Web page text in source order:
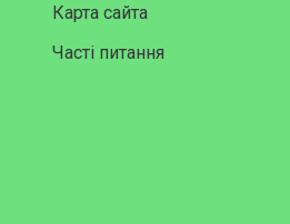
Карта сайта
Часті питання